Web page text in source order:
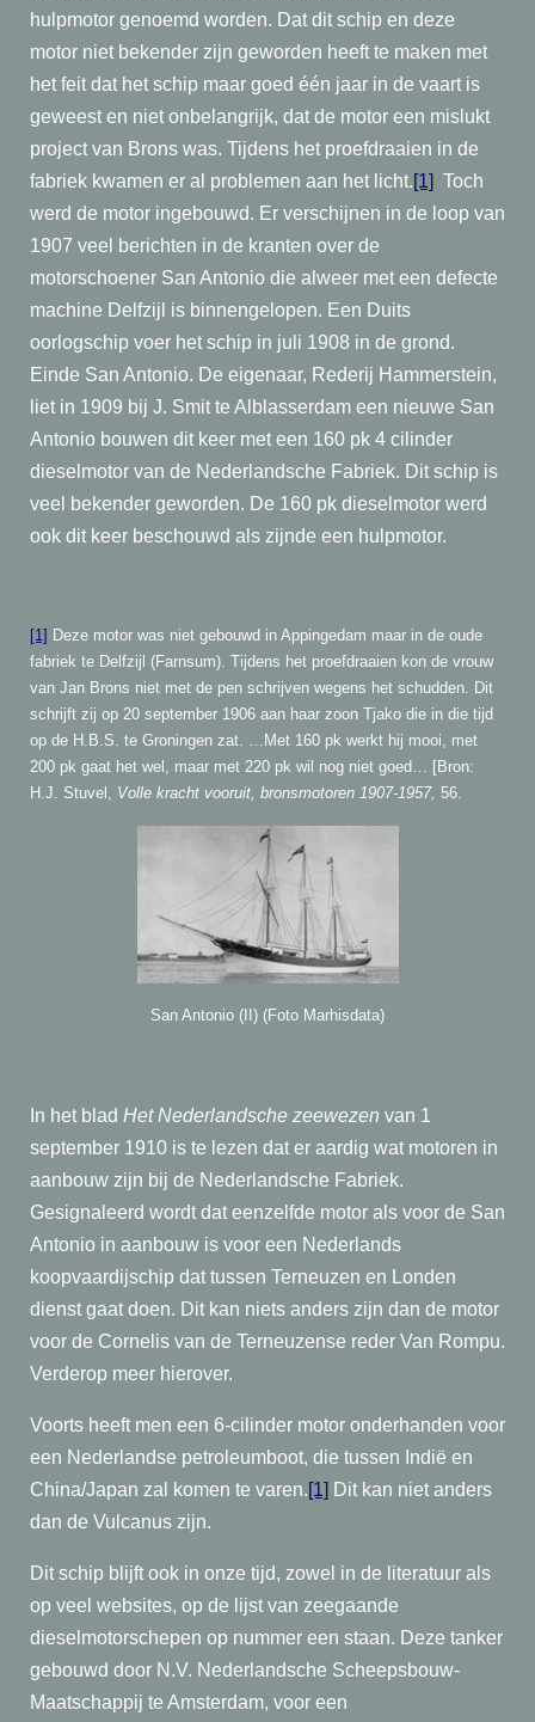
hulpmotor genoemd worden. Dat dit schip en deze
motor niet bekender zijn geworden heeft te maken met
het feit dat het schip maar goed één jaar in de vaart is
geweest en niet onbelangrijk, dat de motor een mislukt
project van Brons was. Tijdens het proefdraaien in de
fabriek kwamen er al problemen aan het licht.[1] Toch
werd de motor ingebouwd. Er verschijnen in de loop van
1907 veel berichten in de kranten over de
motorschoener San Antonio die alweer met een defecte
machine Delfzijl is binnengelopen. Een Duits
oorlogschip voer het schip in juli 1908 in de grond.
Einde San Antonio. De eigenaar, Rederij Hammerstein,
liet in 1909 bij J. Smit te Alblasserdam een nieuwe San
Antonio bouwen dit keer met een 160 pk 4 cilinder
dieselmotor van de Nederlandsche Fabriek. Dit schip is
veel bekender geworden. De 160 pk dieselmotor werd
ook dit keer beschouwd als zijnde een hulpmotor.
[1] Deze motor was niet gebouwd in Appingedam maar in de oude
fabriek te Delfzijl (Farnsum). Tijdens het proefdraaien kon de vrouw
van Jan Brons niet met de pen schrijven wegens het schudden. Dit
schrijft zij op 20 september 1906 aan haar zoon Tjako die in die tijd
op de H.B.S. te Groningen zat. …Met 160 pk werkt hij mooi, met
200 pk gaat het wel, maar met 220 pk wil nog niet goed… [Bron:
H.J. Stuvel, Volle kracht vooruit, bronsmotoren 1907-1957, 56.
San Antonio (II) (Foto Marhisdata)
In het blad Het Nederlandsche zeewezen van 1
september 1910 is te lezen dat er aardig wat motoren in
aanbouw zijn bij de Nederlandsche Fabriek.
Gesignaleerd wordt dat eenzelfde motor als voor de San
Antonio in aanbouw is voor een Nederlands
koopvaardijschip dat tussen Terneuzen en Londen
dienst gaat doen. Dit kan niets anders zijn dan de motor
voor de Cornelis van de Terneuzense reder Van Rompu.
Verderop meer hierover.
Voorts heeft men een 6-cilinder motor onderhanden voor
een Nederlandse petroleumboot, die tussen Indië en
China/Japan zal komen te varen.[1] Dit kan niet anders
dan de Vulcanus zijn.
Dit schip blijft ook in onze tijd, zowel in de literatuur als
op veel websites, op de lijst van zeegaande
dieselmotorschepen op nummer een staan. Deze tanker
gebouwd door N.V. Nederlandsche Scheepsbouw-
Maatschappij te Amsterdam, voor een